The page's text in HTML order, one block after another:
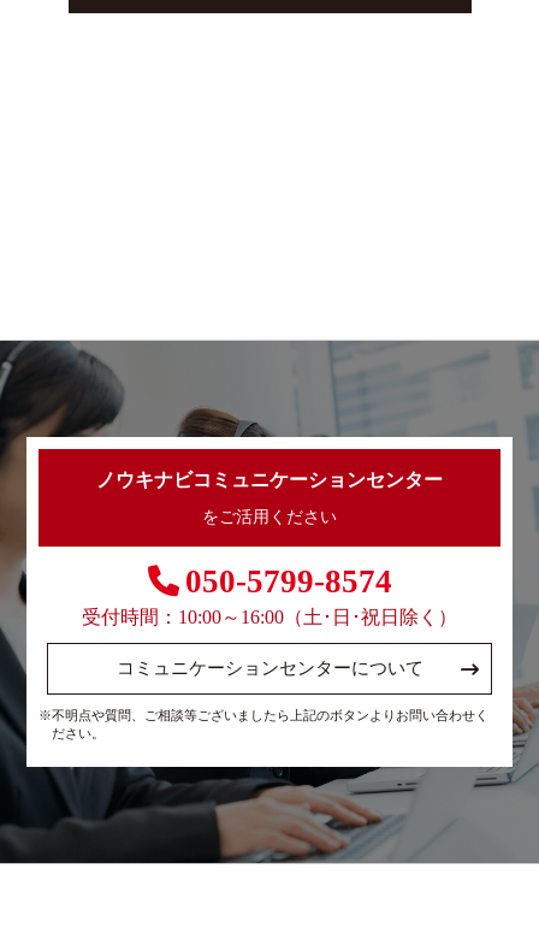
ノウキナビコミュニケーションセンター
をご活用ください
050-5799-8574
受付時間：10:00～16:00（土･日･祝日除く）
コミュニケーションセンターについて
※不明点や質問、ご相談等ございましたら上記のボタンよりお問い合わせく
ださい。